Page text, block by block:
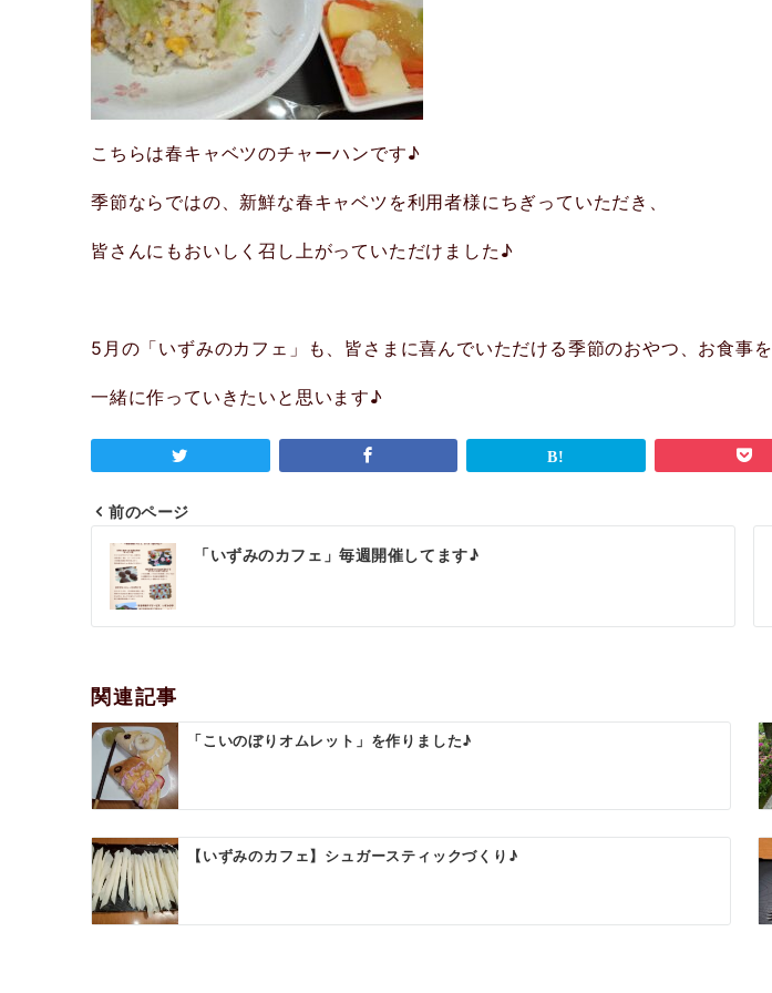
こちらは春キャベツのチャーハンです♪
季節ならではの、新鮮な春キャベツを利用者様にちぎっていただき、
皆さんにもおいしく召し上がっていただけました♪
5月の「いずみのカフェ」も、皆さまに喜んでいただける季節のおやつ、お食事を
一緒に作っていきたいと思います♪
投
ナ
ゲ
ー
シ
ョ
ン
前のページ
「いずみのカフェ」毎週開催してます♪
関連記事
「こいのぼりオムレット」を作りました♪
【いずみのカフェ】シュガースティックづくり♪